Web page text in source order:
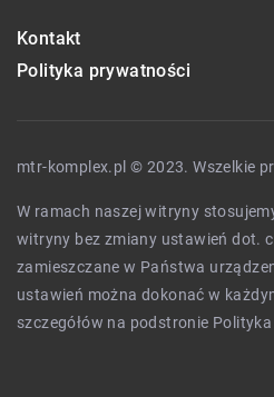
Kontakt
Polityka prywatności
mtr-komplex.pl © 2023. Wszelkie
W ramach naszej witryny
witryny bez zmiany ustawień dot.
zamieszczane w Państwa
ustawień można dokonać w
szczegółów na podstronie